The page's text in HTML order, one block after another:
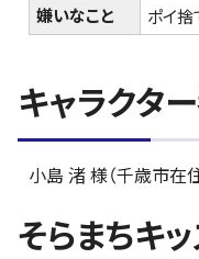
嫌いなこと
ポイ捨
キャラクタ
小島 渚 様（千歳市在住
そらまちキ